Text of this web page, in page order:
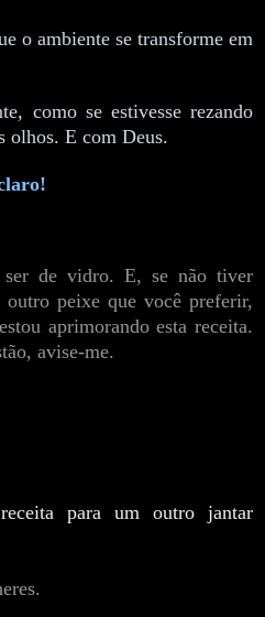
o ambiente se transforme em
como se estivesse rezando
olhos. E com Deus.
de vidro. E, se não tiver
outro peixe que você preferir,
aprimorando esta receita.
avise-me.
para um outro jantar